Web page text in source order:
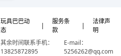
玩具巴巴动
态
|
服务条
款
|
法律声
明
其余时间联系手机：
13825872895
E-mail：
5256262@qq.com